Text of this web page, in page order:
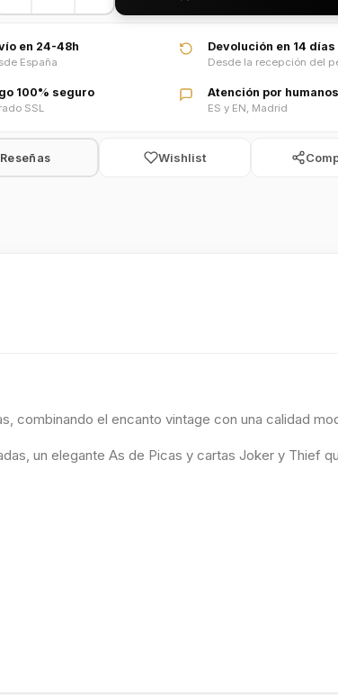
en 24-48h
España
Devolución en 14 días
Desde la recepción del
100% seguro
SSL
Atención por humanos
ES y EN, Madrid
Reseñas Wishlist
combinando el encanto vintage con una calidad
un elegante As de Picas y cartas Joker y Thief